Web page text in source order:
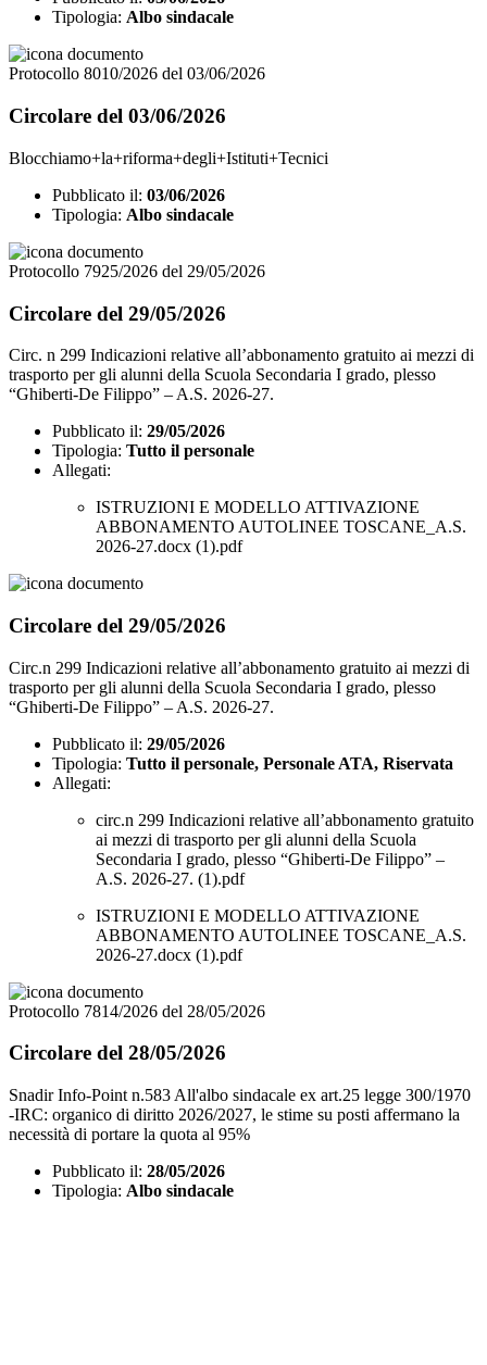
Tipologia: Albo sindacale
Protocollo 8010/2026 del 03/06/2026
Circolare del 03/06/2026
Blocchiamo+la+riforma+degli+Istituti+Tecnici
Pubblicato il: 03/06/2026
Tipologia: Albo sindacale
Protocollo 7925/2026 del 29/05/2026
Circolare del 29/05/2026
Circ. n 299 Indicazioni relative all’abbonamento gratuito ai mezzi di
trasporto per gli alunni della Scuola Secondaria I grado, plesso
“Ghiberti-De Filippo” – A.S. 2026-27.
Pubblicato il: 29/05/2026
Tipologia: Tutto il personale
Allegati:
ISTRUZIONI E MODELLO ATTIVAZIONE
ABBONAMENTO AUTOLINEE TOSCANE_A.S.
2026-27.docx (1).pdf
Circolare del 29/05/2026
Circ.n 299 Indicazioni relative all’abbonamento gratuito ai mezzi di
trasporto per gli alunni della Scuola Secondaria I grado, plesso
“Ghiberti-De Filippo” – A.S. 2026-27.
Pubblicato il: 29/05/2026
Tipologia: Tutto il personale, Personale ATA, Riservata
Allegati:
circ.n 299 Indicazioni relative all’abbonamento gratuito
ai mezzi di trasporto per gli alunni della Scuola
Secondaria I grado, plesso “Ghiberti-De Filippo” –
A.S. 2026-27. (1).pdf
ISTRUZIONI E MODELLO ATTIVAZIONE
ABBONAMENTO AUTOLINEE TOSCANE_A.S.
2026-27.docx (1).pdf
Protocollo 7814/2026 del 28/05/2026
Circolare del 28/05/2026
Snadir Info-Point n.583 All'albo sindacale ex art.25 legge 300/1970
-IRC: organico di diritto 2026/2027, le stime su posti affermano la
necessità di portare la quota al 95%
Pubblicato il: 28/05/2026
Tipologia: Albo sindacale